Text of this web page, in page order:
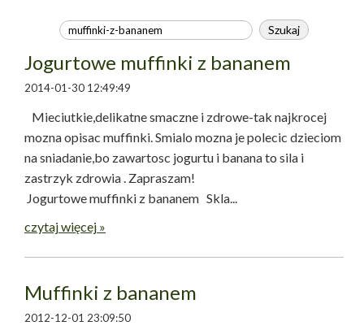
Jogurtowe muffinki z bananem
2014-01-30 12:49:49
Mieciutkie,delikatne smaczne i zdrowe-tak najkrocej
mozna opisac muffinki. Smialo mozna je polecic dzieciom
na sniadanie,bo zawartosc jogurtu i banana to sila i
zastrzyk zdrowia . Zapraszam!
Jogurtowe muffinki z bananem Skla...
czytaj więcej »
Muffinki z bananem
2012-12-01 23:09:50